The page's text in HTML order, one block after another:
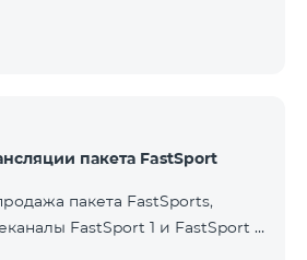
пакета FastSport
пакета FastSports,
FastSport 1 и FastSport 2,